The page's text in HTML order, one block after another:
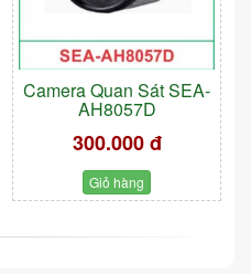
Camera Quan Sát SEA-
AH8057D
300.000 đ
Giỏ hàng